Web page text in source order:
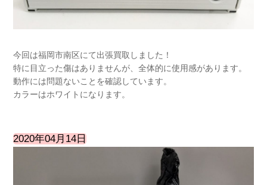
今回は福岡市南区にて出張買取しました！
特に目立った傷はありませんが、全体的に使用感があります。
動作には問題ないことを確認しています。
カラーはホワイトになります。
2020年04月14日